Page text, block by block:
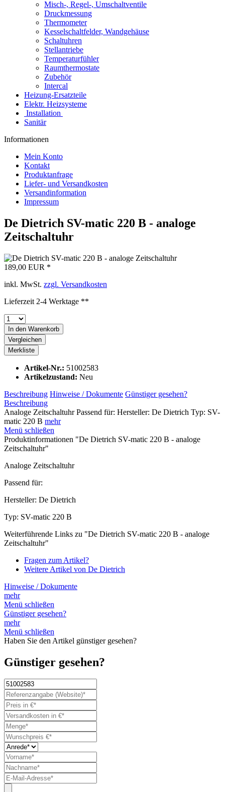
Misch-, Regel-, Umschaltventile
Druckmessung
Thermometer
Kesselschaltfelder, Wandgehäuse
Schaltuhren
Stellantriebe
Temperaturfühler
Raumthermostate
Zubehör
Intercal
Heizung-Ersatzteile
Elektr. Heizsysteme
Installation
Sanitär
Informationen
Mein Konto
Kontakt
Produktanfrage
Liefer- und Versandkosten
Versandinformation
Impressum
De Dietrich SV-matic 220 B - analoge
Zeitschaltuhr
189,00 EUR *
inkl. MwSt. zzgl. Versandkosten
Lieferzeit 2-4 Werktage **
In den Warenkorb
Vergleichen
Merkliste
Artikel-Nr.: 51002583
Artikelzustand: Neu
Beschreibung Hinweise / Dokumente Günstiger gesehen?
Beschreibung
Analoge Zeitschaltuhr Passend für: Hersteller: De Dietrich Typ: SV-
matic 220 B mehr
Menü schließen
Produktinformationen "De Dietrich SV-matic 220 B - analoge
Zeitschaltuhr"
Analoge Zeitschaltuhr
Passend für:
Hersteller: De Dietrich
Typ: SV-matic 220 B
Weiterführende Links zu "De Dietrich SV-matic 220 B - analoge
Zeitschaltuhr"
Fragen zum Artikel?
Weitere Artikel von De Dietrich
Hinweise / Dokumente
mehr
Menü schließen
Günstiger gesehen?
mehr
Menü schließen
Haben Sie den Artikel günstiger gesehen?
Günstiger gesehen?